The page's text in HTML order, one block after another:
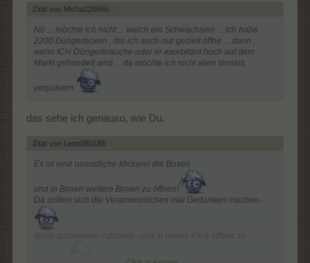
Zitat von Micha220666: ↑
Nö ... möchte ich nicht ... welch ein Schwachsinn ... ich habe
2200 Düngerboxen , die ich auch nur gezielt öffne ... dann ,
wenn ICH Düngerbrauche oder er exorbitant hoch auf dem
Markt gehandelt wird ... da möchte ich nicht alles sinnlos
verpulvern
das sehe ich genauso, wie Du.
Zitat von Leon080188: ↑
Es ist eine unendliche klickerei die Boxen
und in Boxen weitere Boxen zu öffnen!
Da sollten sich die Verantwortlichen mal Gedanken machen-
diese zusammen-zufassen -und in einem Klick öffnen zu